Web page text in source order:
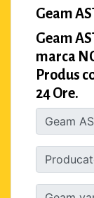
Geam
Geam
marca
Produs
24 Ore.